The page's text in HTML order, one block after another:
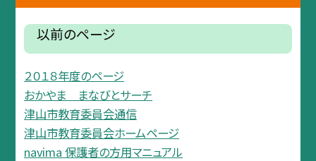
以前のページ
２０１８年度のページ
おかやま まなびとサーチ
津山市教育委員会通信
津山市教育委員会ホームページ
navima 保護者の方用マニュアル